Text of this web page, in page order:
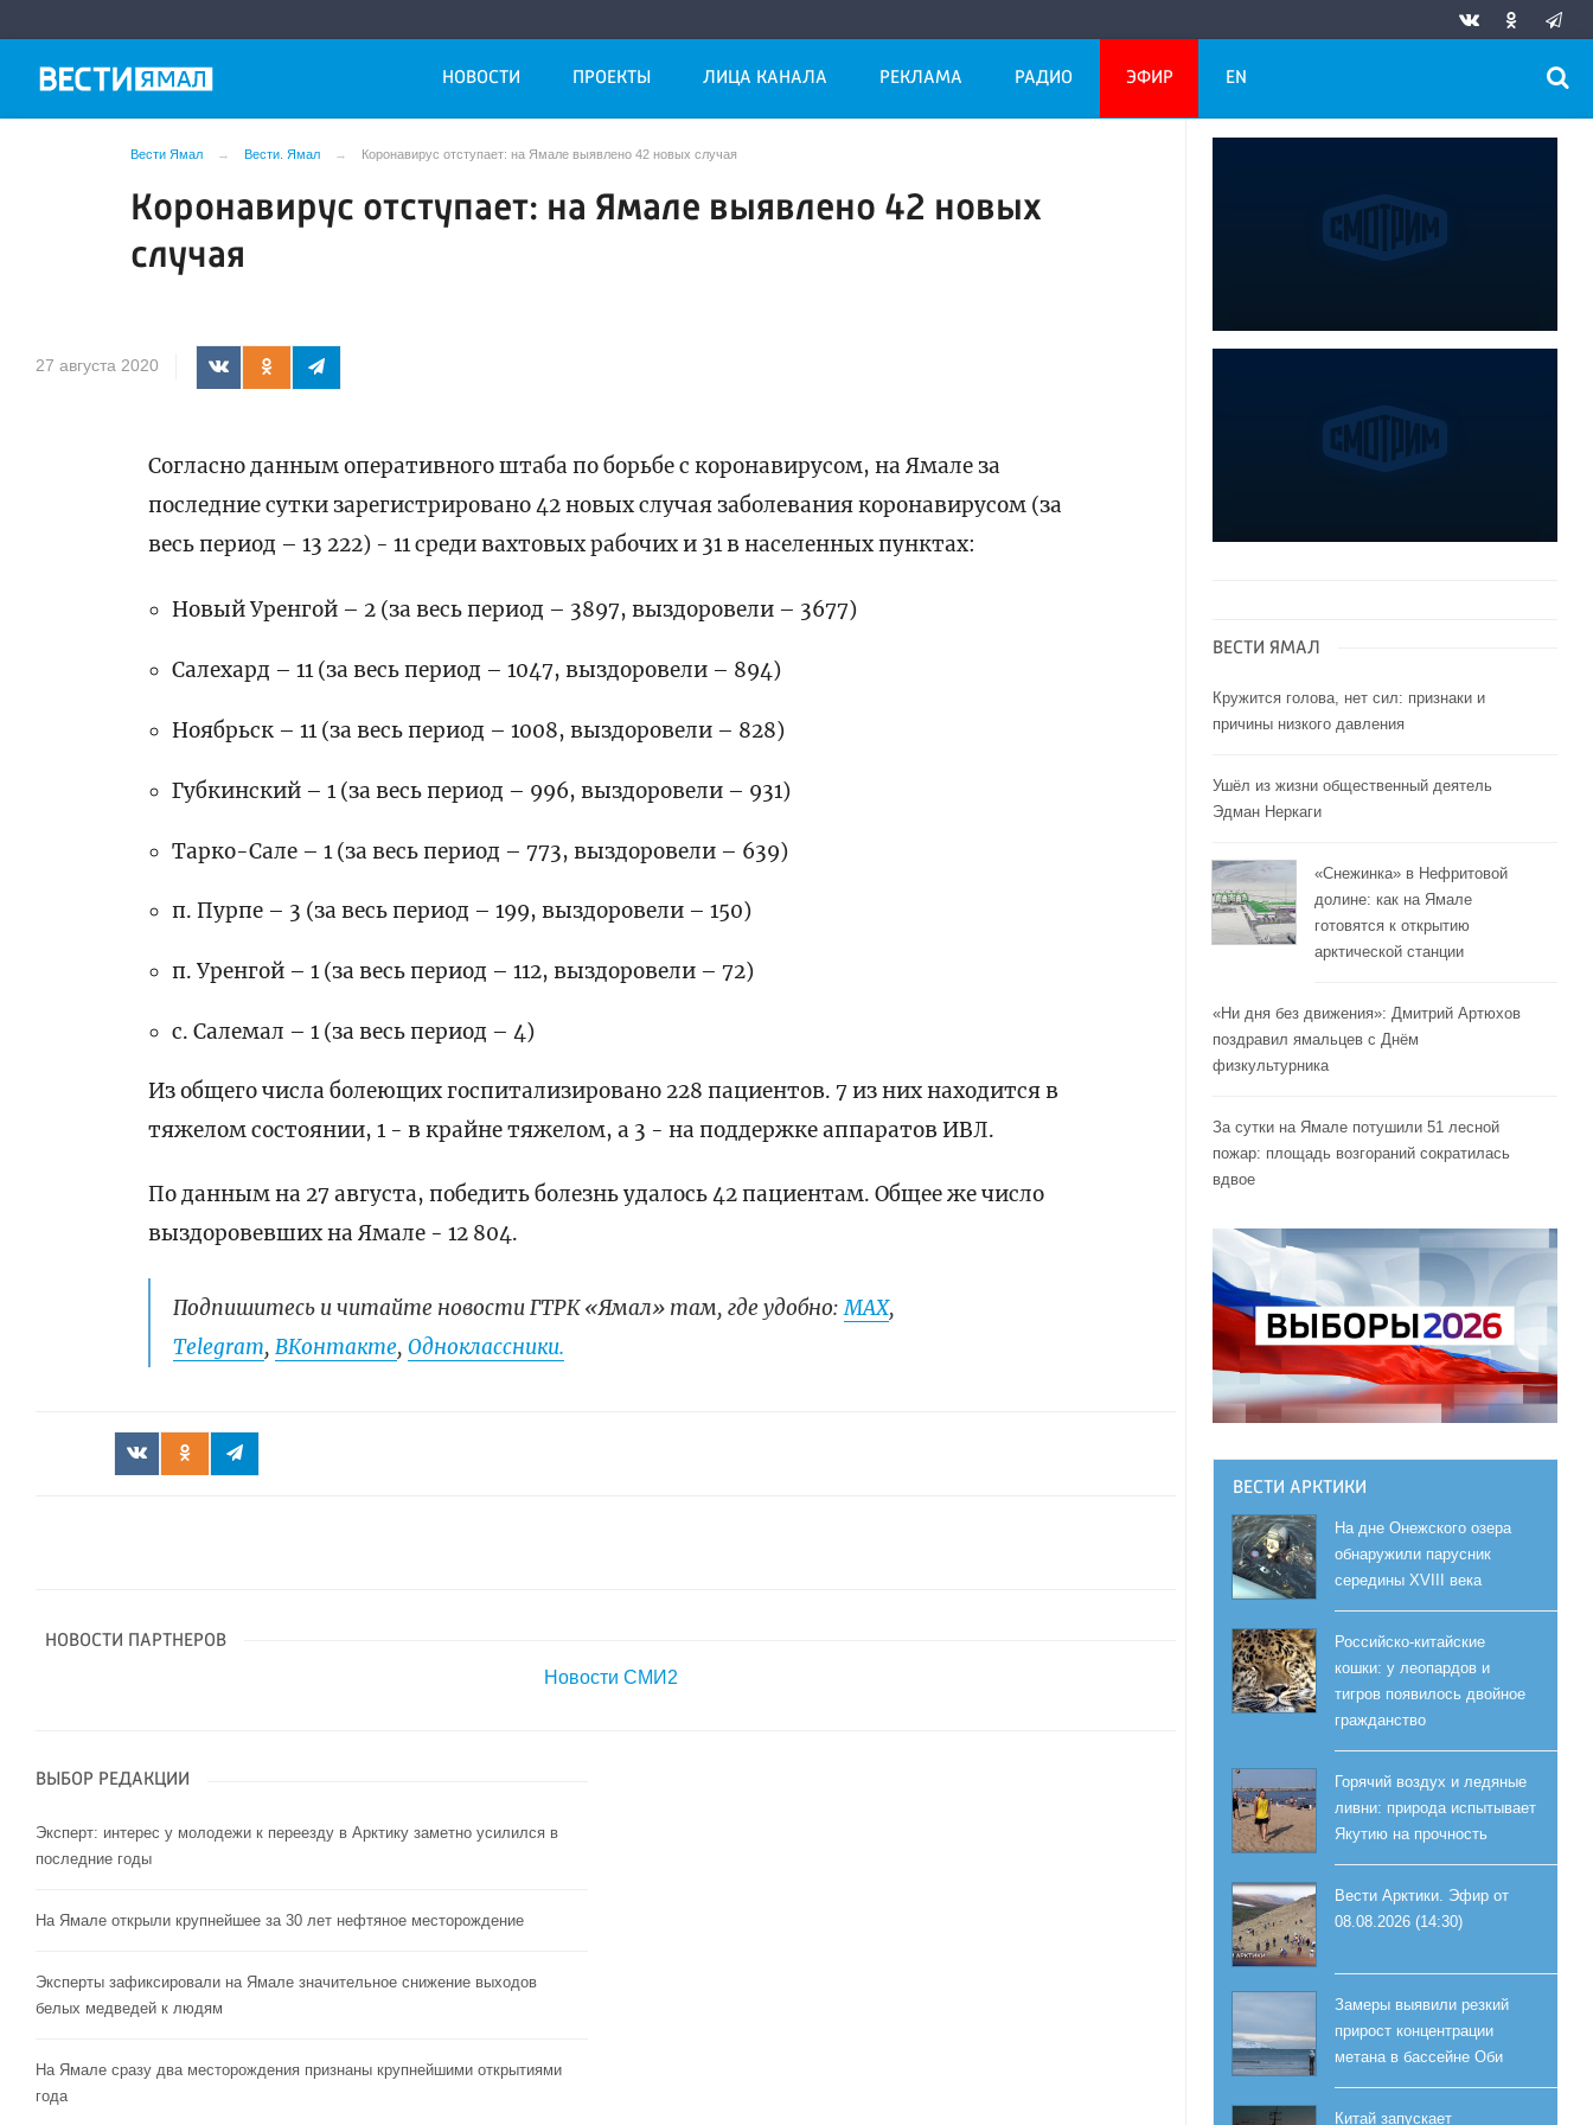
НОВОСТИ ПРОЕКТЫ ЛИЦА КАНАЛА РЕКЛАМА РАДИО ЭФИР EN
Вести Ямал Вести. Ямал Коронавирус отступает: на Ямале выявлено 42 новых случая
Коронавирус отступает: на Ямале выявлено 42 новых
случая
27 августа 2020
Согласно данным оперативного штаба по борьбе с коронавирусом, на Ямале за
последние сутки зарегистрировано 42 новых случая заболевания коронавирусом (за
весь период – 13 222) - 11 среди вахтовых рабочих и 31 в населенных пунктах:
Новый Уренгой – 2 (за весь период – 3897, выздоровели – 3677)
Салехард – 11 (за весь период – 1047, выздоровели – 894)
Ноябрьск – 11 (за весь период – 1008, выздоровели – 828)
Губкинский – 1 (за весь период – 996, выздоровели – 931)
Тарко-Сале – 1 (за весь период – 773, выздоровели – 639)
п. Пурпе – 3 (за весь период – 199, выздоровели – 150)
п. Уренгой – 1 (за весь период – 112, выздоровели – 72)
с. Салемал – 1 (за весь период – 4)
Из общего числа болеющих госпитализировано 228 пациентов. 7 из них находится в
тяжелом состоянии, 1 - в крайне тяжелом, а 3 - на поддержке аппаратов ИВЛ.
По данным на 27 августа, победить болезнь удалось 42 пациентам. Общее же число
выздоровевших на Ямале - 12 804.
Подпишитесь и читайте новости ГТРК «Ямал» там, где удобно:МАХ,
Telegram,ВКонтакте,Одноклассники.
НОВОСТИ ПАРТНЕРОВ
Новости СМИ2
ВЫБОР РЕДАКЦИИ
Эксперт: интерес у молодежи к переезду в Арктику заметно усилился в
последние годы
На Ямале открыли крупнейшее за 30 лет нефтяное месторождение
Эксперты зафиксировали на Ямале значительное снижение выходов
белых медведей к людям
На Ямале сразу два месторождения признаны крупнейшими открытиями
года
ВЕСТИ ЯМАЛ
Кружится голова, нет сил: признаки и
причины низкого давления
Ушёл из жизни общественный деятель
Эдман Неркаги
«Снежинка» в Нефритовой
долине: как на Ямале
готовятся к открытию
арктической станции
«Ни дня без движения»: Дмитрий Артюхов
поздравил ямальцев с Днём
физкультурника
За сутки на Ямале потушили 51 лесной
пожар: площадь возгораний сократилась
вдвое
ВЕСТИ АРКТИКИ
На дне Онежского озера
обнаружили парусник
середины XVIII века
Российско-китайские
кошки: у леопардов и
тигров появилось двойное
гражданство
Горячий воздух и ледяные
ливни: природа испытывает
Якутию на прочность
Вести Арктики. Эфир от
08.08.2026 (14:30)
Замеры выявили резкий
прирост концентрации
метана в бассейне Оби
Китай запускает